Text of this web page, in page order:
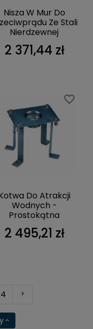
Nisza W Mur Do
Ze Stali
Nierdzewnej
2 371,44 zł
favorite_border
Do Atrakcji
Wodnych -
Prostokątna
2 495,21 zł
4 Następny
